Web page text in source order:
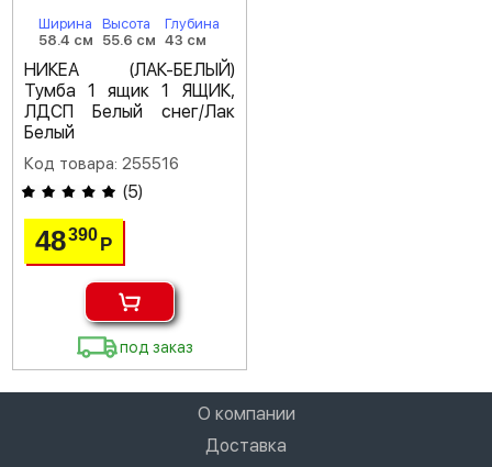
Ширина
58.4 см
Высота
55.6 см
Глубина
43 см
НИКЕА (ЛАК-БЕЛЫЙ)
Тумба 1 ящик 1 ЯЩИК,
ЛДСП Белый снег/Лак
Белый
Код товара: 255516
(5)
48390 Р
под заказ
О компании
Доставка